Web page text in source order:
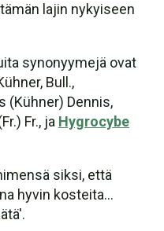
lajin nykyiseen
synonyymejä ovat
Bull.,
(Kühner) Dennis,
Fr., ja Hygrocybe
siksi, että
hyvin kosteita...